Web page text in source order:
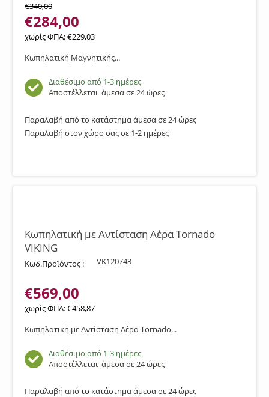
€340,00
€284,00
χωρίς ΦΠΑ:€229,03
Κωπηλατική Μαγνητικής...
Διαθέσιμο από 1-3 ημέρες
Αποστέλλεται άμεσα σε 24 ώρες
Παραλαβή από το κατάστημα άμεσα σε 24 ώρες
Παραλαβή στον χώρο σας σε 1-2 ημέρες
Κωπηλατική με Αντίσταση Αέρα Tornado
VIKING
Κωδ.Προϊόντος : VK120743
€569,00
χωρίς ΦΠΑ:€458,87
Κωπηλατική με Αντίσταση Αέρα Tornado...
Διαθέσιμο από 1-3 ημέρες
Αποστέλλεται άμεσα σε 24 ώρες
Παραλαβή από το κατάστημα άμεσα σε 24 ώρες